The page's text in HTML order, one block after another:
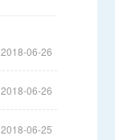
2018-06-26
2018-06-26
2018-06-25